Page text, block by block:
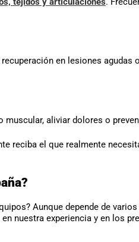
en lesiones agudas o
aliviar dolores o
reciba el que realmente
Aunque depende de
nuestra experiencia y en los